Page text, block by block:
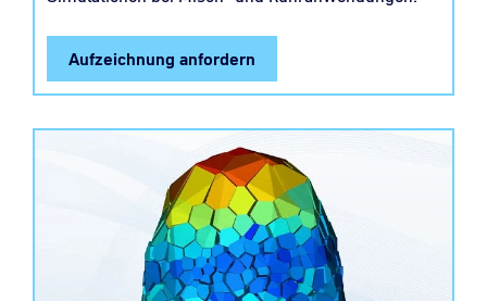
Aufzeichnung anfordern